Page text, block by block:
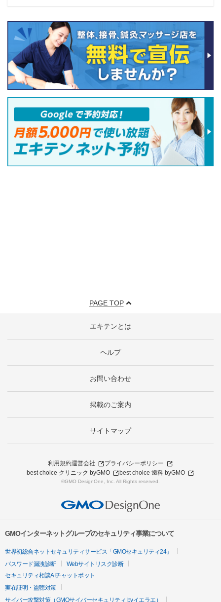
PAGE TOP
エキテンとは
ヘルプ
お問い合わせ
掲載のご案内
サイトマップ
利用規約運営会社
プライバシーポリシー
best choice クリニック byGMO
best choice 歯科 byGMO
©GMO DesignOne, Inc. All Rights reserved.
GMOインターネットグループのセキュリティ事業について
世界初総合ネットセキュリティサービス「GMOセキュリティ24」
パスワード漏洩診断
Webサイトリスク診断
セキュリティ相談AIチャットボット
実在証明・盗聴対策
サイバー攻撃対策（GMOサイバーセキュリティ byイエラエ）